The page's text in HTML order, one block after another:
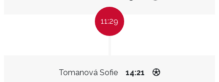
11:29
Tomanová Sofie 14:21